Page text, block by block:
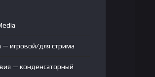
игровой/для стрима
— конденсаторный